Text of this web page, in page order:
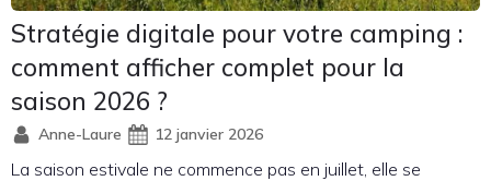
Stratégie digitale pour votre camping :
comment afficher complet pour la
saison 2026 ?
Anne-Laure 12 janvier 2026
La saison estivale ne commence pas en juillet, elle se